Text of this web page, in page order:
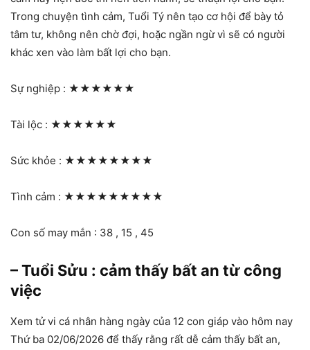
Trong chuyện tình cảm, Tuổi Tý nên tạo cơ hội để bày tỏ
tâm tư, không nên chờ đợi, hoặc ngần ngừ vì sẽ có người
khác xen vào làm bất lợi cho bạn.
Sự nghiệp : ★★★★★★
Tài lộc : ★★★★★★
Sức khỏe : ★★★★★★★★
Tình cảm : ★★★★★★★★★
Con số may mắn : 38 , 15 , 45
– Tuổi Sửu : cảm thấy bất an từ công
việc
Xem tử vi cá nhân hàng ngày của 12 con giáp vào hôm nay
Thứ ba 02/06/2026 để thấy rằng rất dễ cảm thấy bất an,